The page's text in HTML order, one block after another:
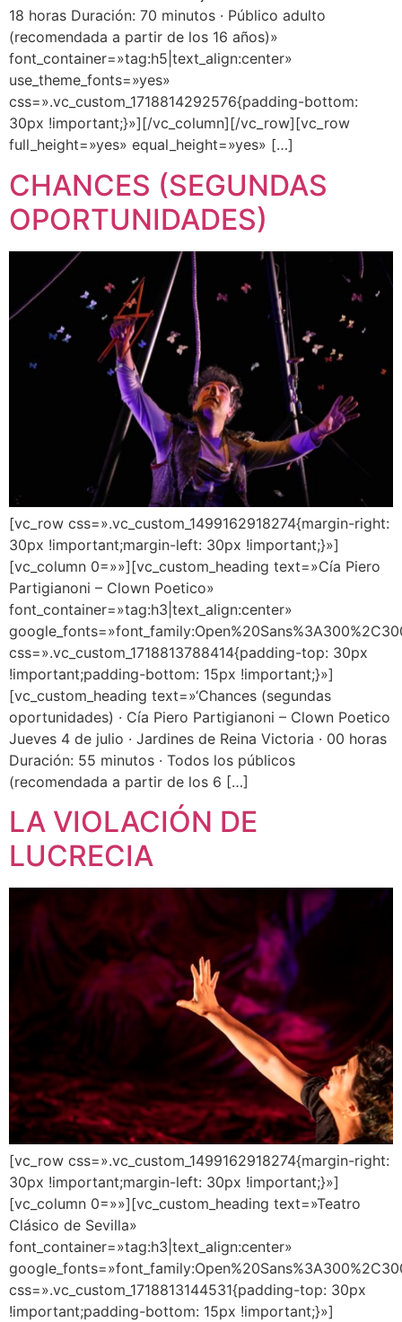
18 horas Duración: 70 minutos · Público adulto
(recomendada a partir de los 16 años)»
font_container=»tag:h5|text_align:center»
use_theme_fonts=»yes»
css=».vc_custom_1718814292576{padding-bottom:
30px !important;}»][/vc_column][/vc_row][vc_row
full_height=»yes» equal_height=»yes» […]
CHANCES (SEGUNDAS
OPORTUNIDADES)
[vc_row css=».vc_custom_1499162918274{margin-right:
30px !important;margin-left: 30px !important;}»]
[vc_column 0=»»][vc_custom_heading text=»Cía Piero
Partigianoni – Clown Poetico»
font_container=»tag:h3|text_align:center»
css=».vc_custom_1718813788414{padding-top: 30px
!important;padding-bottom: 15px !important;}»]
[vc_custom_heading text=»‘Chances (segundas
oportunidades) · Cía Piero Partigianoni – Clown Poetico
Jueves 4 de julio · Jardines de Reina Victoria · 00 horas
Duración: 55 minutos · Todos los públicos
(recomendada a partir de los 6 […]
LA VIOLACIÓN DE
LUCRECIA
[vc_row css=».vc_custom_1499162918274{margin-right:
30px !important;margin-left: 30px !important;}»]
[vc_column 0=»»][vc_custom_heading text=»Teatro
Clásico de Sevilla»
font_container=»tag:h3|text_align:center»
css=».vc_custom_1718813144531{padding-top: 30px
!important;padding-bottom: 15px !important;}»]